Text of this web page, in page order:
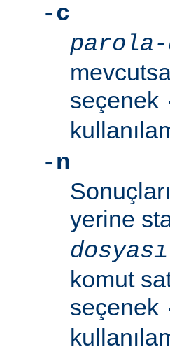
-c
parola-
seçenek
-n
yerine
dosyası
komut
seçenek